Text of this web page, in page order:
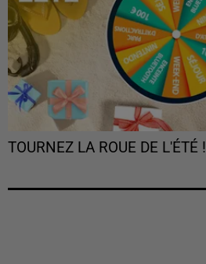
TOURNEZ LA ROUE DE L'ÉTÉ !